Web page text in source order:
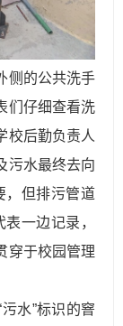
侧的公共洗手
们仔细查看洗
校后勤负责人
污水最终去向
，但排污管道
一边记录，
穿于校园管理
水”标识的窨